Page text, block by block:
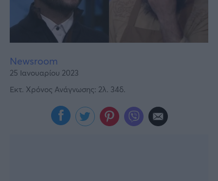
Καιρός
Newsroom
25 Ιανουαρίου 2023
Εκτ. Χρόνος Ανάγνωσης: 2λ. 34δ.